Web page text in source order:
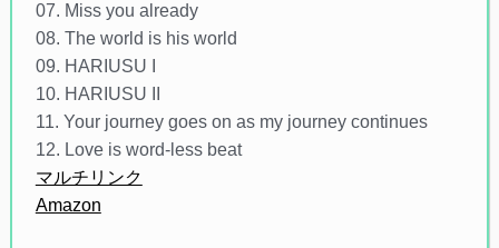
07. Miss you already
08. The world is his world
09. HARIUSU I
10. HARIUSU II
11. Your journey goes on as my journey continues
12. Love is word-less beat
マルチリンク
Amazon